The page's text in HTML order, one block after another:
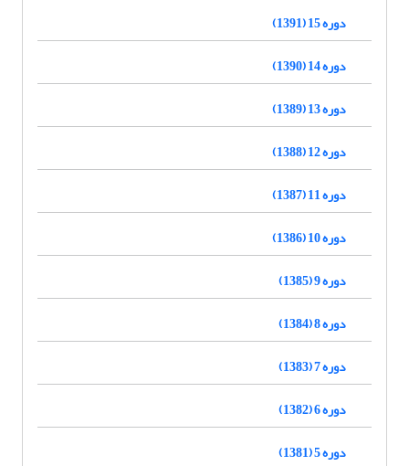
دوره 15 (1391)
دوره 14 (1390)
دوره 13 (1389)
دوره 12 (1388)
دوره 11 (1387)
دوره 10 (1386)
دوره 9 (1385)
دوره 8 (1384)
دوره 7 (1383)
دوره 6 (1382)
دوره 5 (1381)